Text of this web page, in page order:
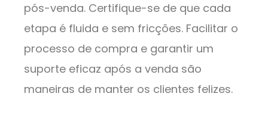
pós-venda. Certifique-se de que cada
etapa é fluida e sem fricções. Facilitar o
processo de compra e garantir um
suporte eficaz após a venda são
maneiras de manter os clientes felizes.